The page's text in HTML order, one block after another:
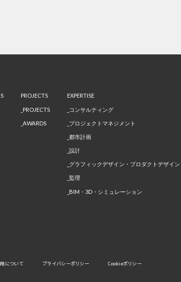
PROJECTS
PROJECTS
AWARDS
EXPERTISE
コンサルティング
プロジェクトマネジメント
都市計画
設計
グラフィックデザイン・プロダクトデザイン
監理
BIM・3D・シミュレーション
について プライバシーポリシー Cookieポリシー